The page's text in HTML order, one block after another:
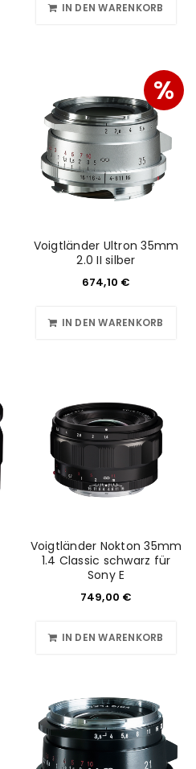
IN DEN WARENKORB
%
Voigtländer Ultron 35mm
2.0 II silber
674,10 €
IN DEN WARENKORB
Voigtländer Nokton 35mm
1.4 Classic schwarz für
Sony E
749,00 €
IN DEN WARENKORB